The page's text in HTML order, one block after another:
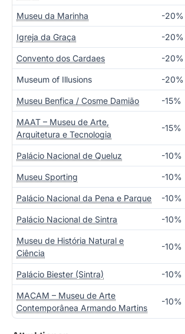
Museu da Marinha -20%
Igreja da Graça -20%
Convento dos Cardaes -20%
Museum of Illusions -20%
Museu Benfica / Cosme Damião -15%
MAAT – Museu de Arte,
Arquitetura e Tecnologia
-15%
Palácio Nacional de Queluz -10%
Museu Sporting -10%
Palácio Nacional da Pena e Parque -10%
Palácio Nacional de Sintra -10%
Museu de História Natural e
Ciência
-10%
Palácio Biester (Sintra) -10%
MACAM – Museu de Arte
Contemporânea Armando Martins
-10%